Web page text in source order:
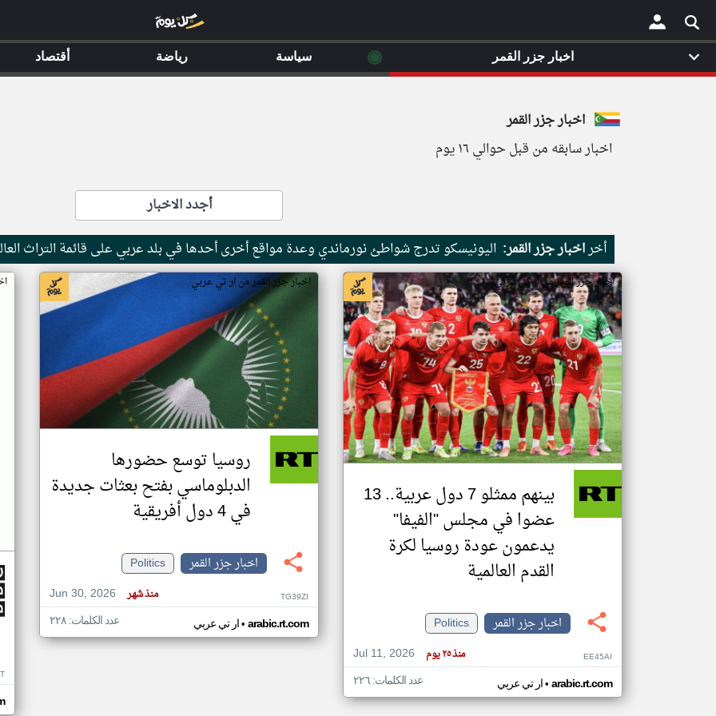
×
اخبار جزر القمر
اخبار سابقه من قبل حوالي ١٦ يوم
أجدد الاخبار
أخراخبار جزر القمر: اليونيسكو تدرج شواطئ نورماندي وعدة مواقع أخرى أحدها في بلد عربي على قائمة التراث
اخبار جزر القمر من ار تي عربي
بينهم ممثلو 7 دول عربية.. 13
عضوا في مجلس "الفيفا"
يدعمون عودة روسيا لكرة
القدم العالمية
اخبار جزر القمر
Politics
Jul 11, 2026
منذ ٢٥ يوم EE45AI
ار تي عربي• arabic.rt.com عدد الكلمات: ٢٢٦
اخبار جزر القمر من ار تي عربي
روسيا توسع حضورها
الدبلوماسي بفتح بعثات جديدة
في 4 دول أفريقية
اخبار جزر القمر
Politics
Jun 30, 2026
منذ شهر TG39ZI
ار تي عربي• arabic.rt.com عدد الكلمات: ٢٢٨
اخبار جزر القمر ◉ سياسة رياضة أقتصاد